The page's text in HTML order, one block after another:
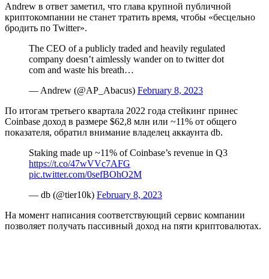
Andrew в ответ заметил, что глава крупной публичной
криптокомпании не станет тратить время, чтобы «бесцельно
бродить по Twitter».
The CEO of a publicly traded and heavily regulated
company doesn’t aimlessly wander on to twitter dot
com and waste his breath…
— Andrew (@AP_Abacus) February 8, 2023
По итогам третьего квартала 2022 года стейкинг принес
Coinbase доход в размере $62,8 млн или ~11% от общего
показателя, обратил внимание владелец аккаунта db.
Staking made up ~11% of Coinbase’s revenue in Q3
https://t.co/47wVVc7AFG
pic.twitter.com/0sefBOhO2M
— db (@tier10k) February 8, 2023
На момент написания соответствующий сервис компании
позволяет получать пассивный доход на пяти криптовалютах.